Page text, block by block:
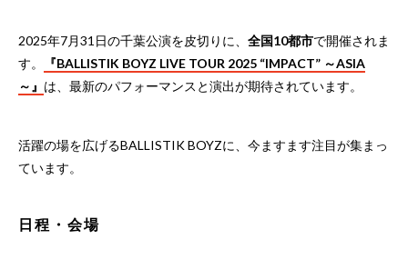
2025年7月31日の千葉公演を皮切りに、 全国10都市で開催されま
す。
『BALLISTIK BOYZ LIVE TOUR 2025 “IMPACT” ～ASIA
～』 は、最新のパフォーマンスと演出が期待されています。
活躍の場を広げるBALLISTIK BOYZに、今ますます注目が集まっ
ています。
日程・会場